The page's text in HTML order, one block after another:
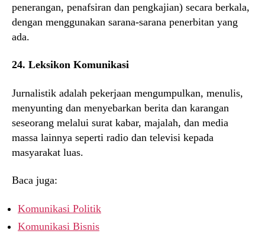
penerangan, penafsiran dan pengkajian) secara berkala,
dengan menggunakan sarana-sarana penerbitan yang
ada.
24. Leksikon Komunikasi
Jurnalistik adalah pekerjaan mengumpulkan, menulis,
menyunting dan menyebarkan berita dan karangan
seseorang melalui surat kabar, majalah, dan media
massa lainnya seperti radio dan televisi kepada
masyarakat luas.
Baca juga:
Komunikasi Politik
Komunikasi Bisnis